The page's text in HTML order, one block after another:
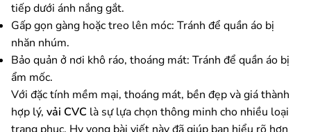
tiếp dưới ánh nắng gắt.
Gấp gọn gàng hoặc treo lên móc: Tránh để quần áo bị
nhăn nhúm.
Bảo quản ở nơi khô ráo, thoáng mát: Tránh để quần áo bị
ẩm mốc.
Với đặc tính mềm mại, thoáng mát, bền đẹp và giá thành
hợp lý, vải CVC là sự lựa chọn thông minh cho nhiều loại